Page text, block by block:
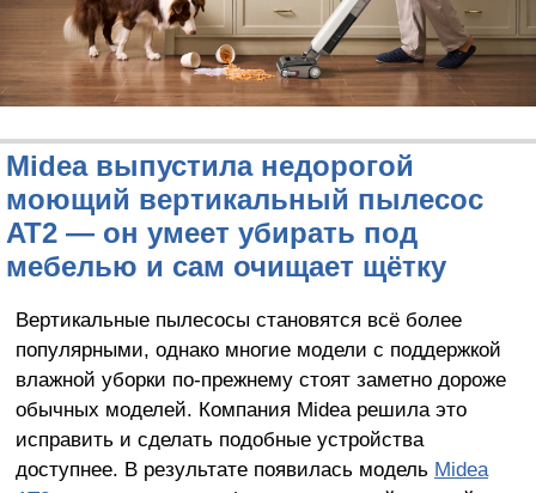
Midea выпустила недорогой
моющий вертикальный пылесос
AT2 — он умеет убирать под
мебелью и сам очищает щётку
Вертикальные пылесосы становятся всё более
популярными, однако многие модели с поддержкой
влажной уборки по-прежнему стоят заметно дороже
обычных моделей. Компания Midea решила это
исправить и сделать подобные устройства
доступнее. В результате появилась модель Midea